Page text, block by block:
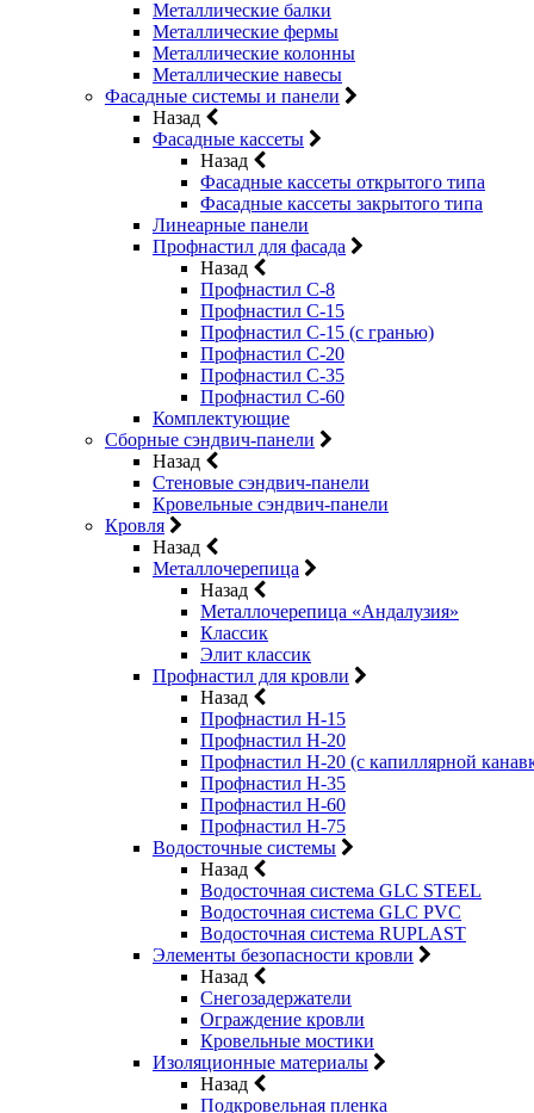
Металлические балки
Металлические фермы
Металлические колонны
Металлические навесы
Фасадные системы и панели
Назад
Фасадные кассеты
Назад
Фасадные кассеты открытого типа
Фасадные кассеты закрытого типа
Линеарные панели
Профнастил для фасада
Назад
Профнастил С-8
Профнастил С-15
Профнастил С-15 (с гранью)
Профнастил С-20
Профнастил С-35
Профнастил С-60
Комплектующие
Сборные сэндвич-панели
Назад
Стеновые сэндвич-панели
Кровельные сэндвич-панели
Кровля
Назад
Металлочерепица
Назад
Металлочерепица «Андалузия»
Классик
Элит классик
Профнастил для кровли
Назад
Профнастил Н-15
Профнастил Н-20
Профнастил Н-20 (с капиллярной
Профнастил Н-35
Профнастил Н-60
Профнастил Н-75
Водосточные системы
Назад
Водосточная система GLC STEEL
Водосточная система GLC PVC
Водосточная система RUPLAST
Элементы безопасности кровли
Назад
Снегозадержатели
Ограждение кровли
Кровельные мостики
Изоляционные материалы
Назад
Подкровельная пленка